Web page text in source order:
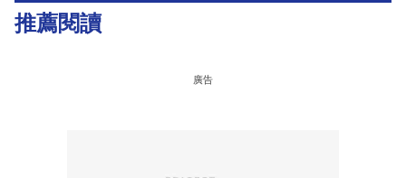
推薦閱讀
廣告